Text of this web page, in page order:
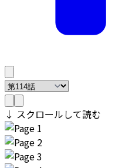
↓ スクロールして読む